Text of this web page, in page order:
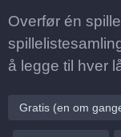
Overfør én
å legge til hver
Gratis (en om